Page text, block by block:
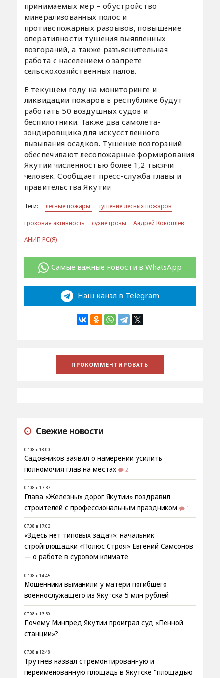
принимаемых мер – обустройство
минерализованных полос и
противопожарных разрывов, повышение
оперативности тушения выявленных
возгораний, а также разъяснительная
работа с населением о запрете
сельскохозяйственных палов.
В текущем году на мониторинге и
ликвидации пожаров в республике будут
работать 50 воздушных судов и
беспилотники. Также два самолета-
зондировщика для искусственного
вызывания осадков. Тушение возгораний
обеспечивают лесопожарные формирования
Якутии численностью более 1,2 тысячи
человек. Сообщает пресс-служба главы и
правительства Якутии
Теги: лесные пожары
тушение лесных пожаров
грозовая активность
сухие грозы
Андрей Коноплев
АНИП РС(Я)
Самые важные новости в WhatsApp
Наш канал в Telegram
Свежие новости
07.08 в 18:00
Садовников заявил о намерении усилить
полномочия глав на местах
2
07.08 в 17:37
Глава «Железных дорог Якутии» поздравил
строителей с профессиональным праздником
1
07.08 в 17:03
«Здесь нет типовых задач»: начальник
стройплощадки «Полюс Строя» Евгений Самсонов
— о работе в суровом климате
07.08 в 14:45
Мошенники выманили у матери погибшего
военнослужащего из Якутска 5 млн рублей
07.08 в 13:30
Почему Минпред Якутии проиграл суд «Пенной
станции»?
07.08 в 12:48
Трутнев назвал отремонтированную и
переименованную площадь в Якутске "площадью